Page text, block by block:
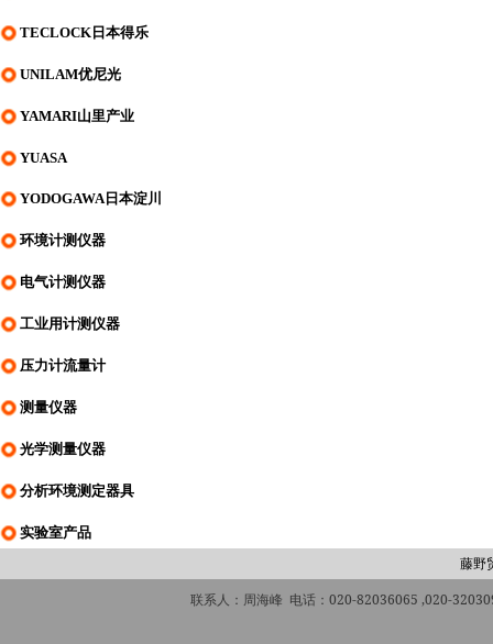
TECLOCK日本得乐
UNILAM优尼光
YAMARI山里产业
YUASA
YODOGAWA日本淀川
环境计测仪器
电气计测仪器
工业用计测仪器
压力计流量计
测量仪器
光学测量仪器
分析环境测定器具
实验室产品
藤野
联系人：周海峰 电话：020-82036065 ,020-